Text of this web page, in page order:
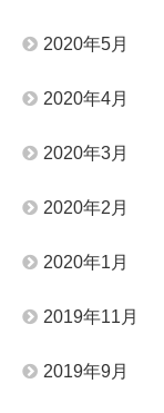
2020年5月
2020年4月
2020年3月
2020年2月
2020年1月
2019年11月
2019年9月